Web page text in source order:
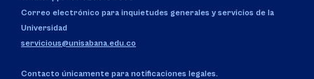
Correo electrónico para inquietudes generales y servicios de la
Universidad
servicious@unisabana.edu.co
Contacto únicamente para notificaciones legales.